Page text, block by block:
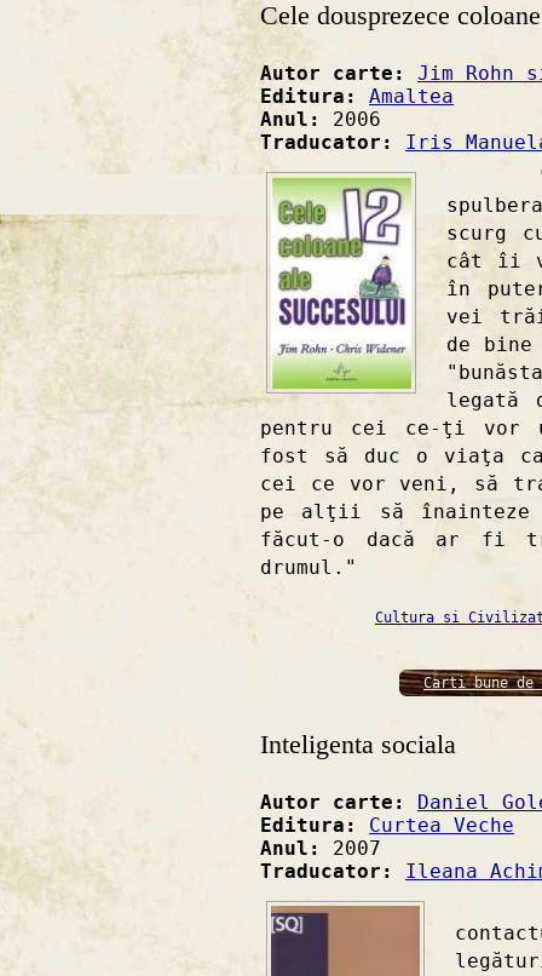
Cele dousprezece
Autor carte: Jim Rohn
Editura: Amaltea
Anul: 2006
Traducator: Iris
"Nu
scurg
cât îi
în
vei
de
legată
pentru cei ce-ţi vor
fost să duc o viaţa
cei ce vor veni, să
pe alţii să înainteze
făcut-o dacă ar fi
drumul."
Cultura si
Carti bune
Inteligenta sociala
Autor carte: Daniel
Editura: Curtea Veche
Anul: 2007
Traducator: Ileana